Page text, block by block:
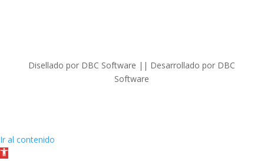
Disellado por DBC Software || Desarrollado por DBC
Software
Ir al contenido
Abrir